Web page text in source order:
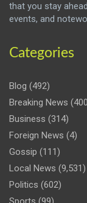
that you stay
events, and
Categories
Blog (492)
Breaking News
Business (314)
Foreign News (4)
Gossip (111)
Local News (9,531)
Politics (602)